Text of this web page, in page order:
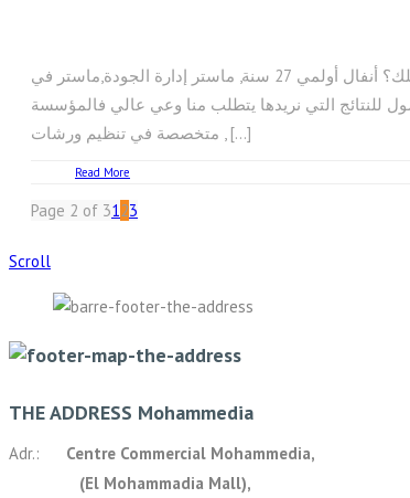
تنتمي انفال الى هذا الجيل الجديد من رواد الأعمال.ها هي اليوم تشاركنا مغامرتها أخبرنا قليلاً عن نفسك؟ عن عملك؟ أنفال أولمي 27 سنة, ماستر إدارة الجودة,ماستر في
للنتائج التي نريدها يتطلب منا وعي عالي فالمؤسسة
متخصصة في تنظيم ورشات , […]
Read More
Page 2 of 3123
Scroll
THE ADDRESS Mohammedia
Adr.: Centre Commercial Mohammedia,
(El Mohammadia Mall),